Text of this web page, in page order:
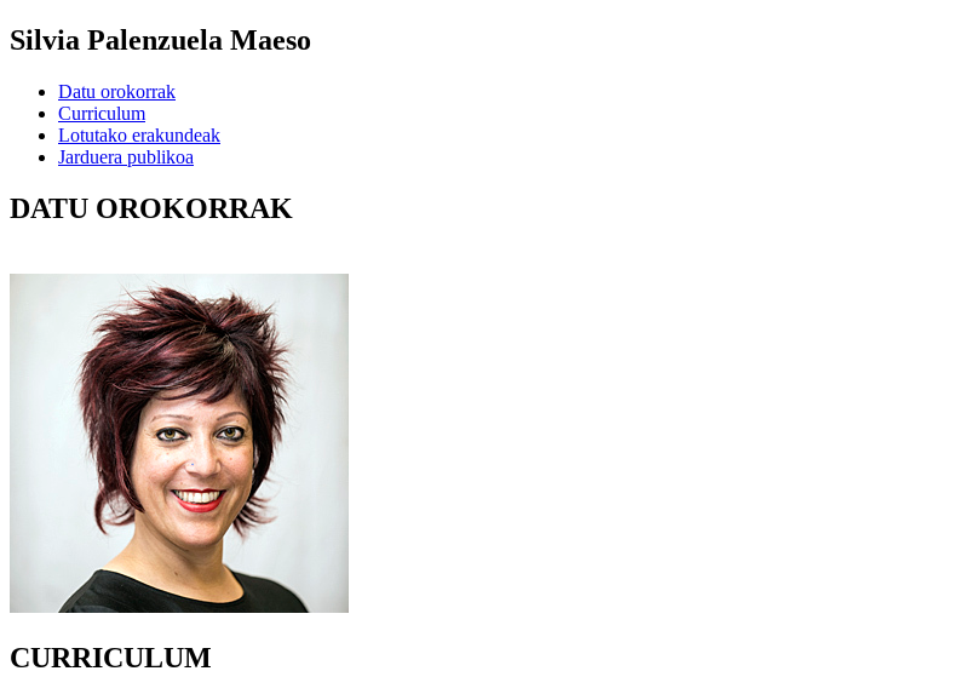
Silvia Palenzuela Maeso
Datu orokorrak
Curriculum
Lotutako erakundeak
Jarduera publikoa
DATU OROKORRAK
CURRICULUM